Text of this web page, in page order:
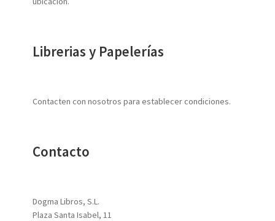
Librerias y Papelerías
Contacten con nosotros para establecer condiciones.
Contacto
Dogma Libros, S.L.
Plaza Santa Isabel, 11